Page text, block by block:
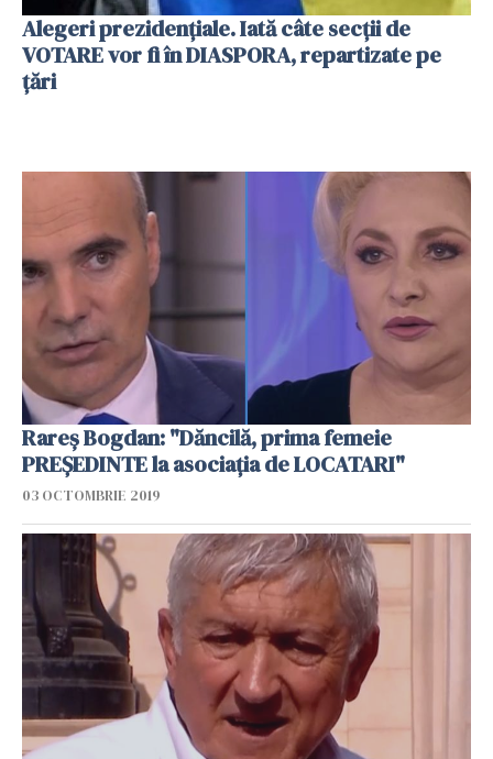
Alegeri prezidențiale. Iată câte secții de
VOTARE vor fi în DIASPORA, repartizate pe
țări
Rareş Bogdan: "Dăncilă, prima femeie
PREŞEDINTE la asociaţia de LOCATARI"
03 OCTOMBRIE 2019